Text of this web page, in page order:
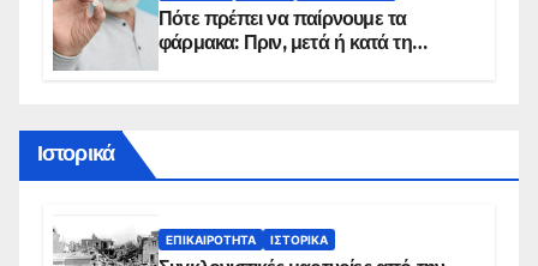
Πότε πρέπει να παίρνουμε τα
φάρμακα: Πριν, μετά ή κατά τη
Ιστορικά
ΕΠΙΚΑΙΡΌΤΗΤΑ ΙΣΤΟΡΙΚΆ